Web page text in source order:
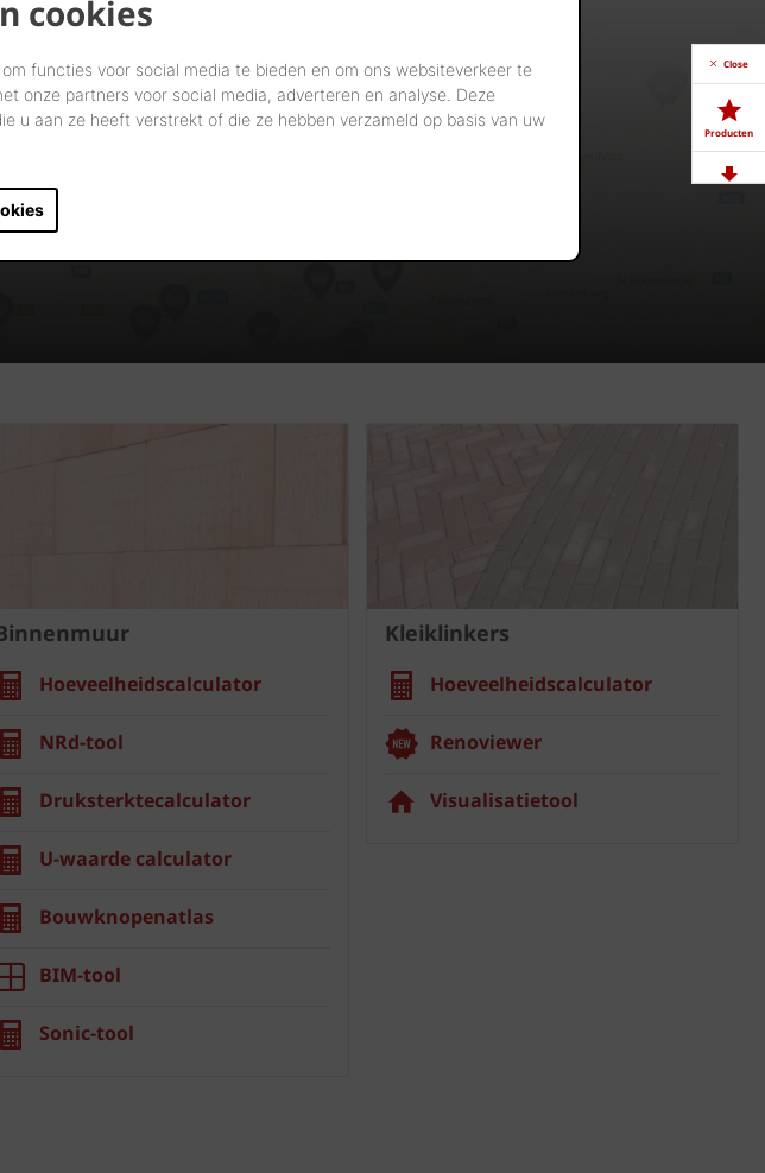
cookies
functies voor social media te bieden en om ons websiteverkeer te
onze partners voor social media, adverteren en analyse. Deze
u aan ze heeft verstrekt of die ze hebben verzameld op basis van uw
uw buurt
Hoeveelheidscalculator
NRd-tool
Druksterktecalculator
U-waarde calculator
Bouwknopenatlas
BIM-tool
Sonic-tool
Kleiklinkers
Hoeveelheidscalculator
Renoviewer
Visualisatietool
Close
Producten